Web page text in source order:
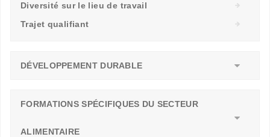
Diversité sur le lieu de travail
Trajet qualifiant
DÉVELOPPEMENT DURABLE
FORMATIONS SPÉCIFIQUES DU SECTEUR
ALIMENTAIRE